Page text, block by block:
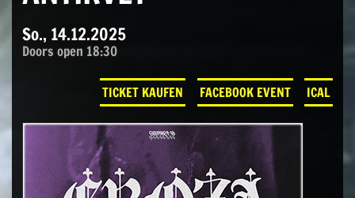
So., 14.12.2025
Doors open 18:30
TICKET KAUFEN FACEBOOK EVENT ICAL